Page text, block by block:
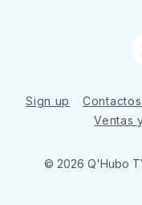
Sign up
Ventas
© 2026 Q'Hubo